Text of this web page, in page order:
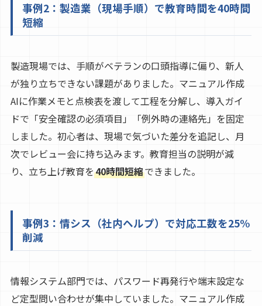
事例2：製造業（現場手順）で教育時間を40時間
短縮
製造現場では、手順がベテランの口頭指導に偏り、新人
が独り立ちできない課題がありました。マニュアル作成
AIに作業メモと点検表を渡して工程を分解し、導入ガイ
ドで「安全確認の必須項目」「例外時の連絡先」を固定
しました。初心者は、現場で気づいた差分を追記し、月
次でレビュー会に持ち込みます。教育担当の説明が減
り、立ち上げ教育を40時間短縮できました。
事例3：情シス（社内ヘルプ）で対応工数を25%
削減
情報システム部門では、パスワード再発行や端末設定な
ど定型問い合わせが集中していました。マニュアル作成